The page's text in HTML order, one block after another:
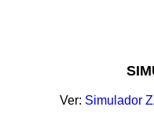
Ver: Simulador